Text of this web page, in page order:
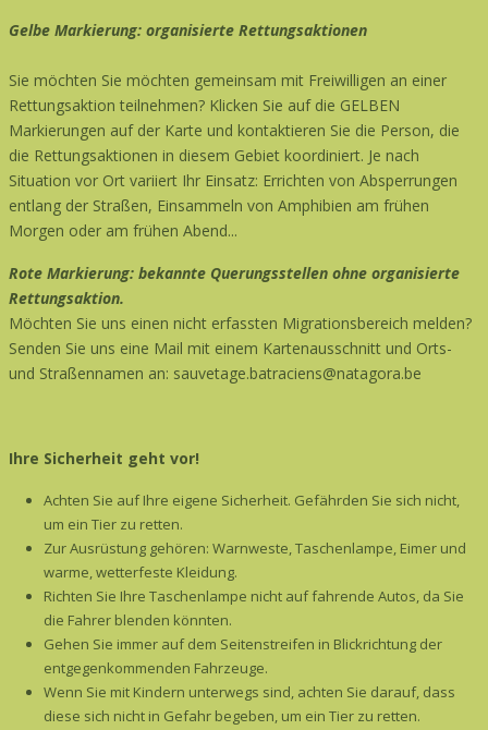
Gelbe Markierung: organisierte Rettungsaktionen
Sie möchten Sie möchten gemeinsam mit Freiwilligen an einer
Rettungsaktion teilnehmen? Klicken Sie auf die GELBEN
Markierungen auf der Karte und kontaktieren Sie die Person, die
die Rettungsaktionen in diesem Gebiet koordiniert. Je nach
Situation vor Ort variiert Ihr Einsatz: Errichten von Absperrungen
entlang der Straßen, Einsammeln von Amphibien am frühen
Morgen oder am frühen Abend...
Rote Markierung: bekannte Querungsstellen ohne organisierte
Rettungsaktion.
Möchten Sie uns einen nicht erfassten Migrationsbereich melden?
Senden Sie uns eine Mail mit einem Kartenausschnitt und Orts-
und Straßennamen an: sauvetage.batraciens@natagora.be
Ihre Sicherheit geht vor!
Achten Sie auf Ihre eigene Sicherheit. Gefährden Sie sich nicht,
um ein Tier zu retten.
Zur Ausrüstung gehören: Warnweste, Taschenlampe, Eimer und
warme, wetterfeste Kleidung.
Richten Sie Ihre Taschenlampe nicht auf fahrende Autos, da Sie
die Fahrer blenden könnten.
Gehen Sie immer auf dem Seitenstreifen in Blickrichtung der
entgegenkommenden Fahrzeuge.
Wenn Sie mit Kindern unterwegs sind, achten Sie darauf, dass
diese sich nicht in Gefahr begeben, um ein Tier zu retten.